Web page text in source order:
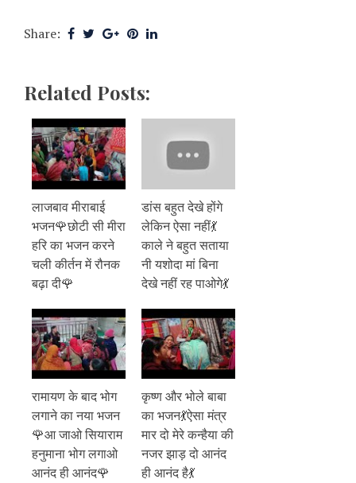
Share:
Related Posts:
लाजबाव मीराबाई
भजन🌹छोटी सी मीरा
हरि का भजन करने
चली कीर्तन में रौनक
बढ़ा दी🌹
डांस बहुत देखे होंगे
लेकिन ऐसा नहीं💃
काले ने बहुत सताया
नी यशोदा मां बिना
देखे नहीं रह पाओगे💃
रामायण के बाद भोग
लगाने का नया भजन
🌹आ जाओ सियाराम
हनुमाना भोग लगाओ
आनंद ही आनंद🌹
कृष्ण और भोले बाबा
का भजन💃ऐसा मंत्र
मार दो मेरे कन्हैया की
नजर झाड़ दो आनंद
ही आनंद है💃